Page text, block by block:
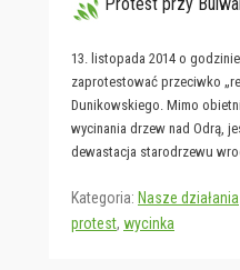
13. listopada 2014 o
zaprotestować przeciwko
Dunikowskiego. Mimo
wycinania drzew nad Odrą,
dewastacja starodrzewu
Kategoria: Nasze działania
protest, wycinka